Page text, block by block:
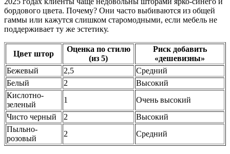
бордового цвета. Почему? Они часто выбиваются из общей
гаммы или кажутся слишком старомодными, если мебель не
поддерживает ту же эстетику.
Цвет штор
Оценка по стилю
(из 5)
Риск добавить
«дешевизны»
Бежевый
2,5
Средний
Белый
2
Высокий
Кислотно-
зеленый
1
Очень высокий
Чисто черный
2
Высокий
Пыльно-
розовый
2 Средний